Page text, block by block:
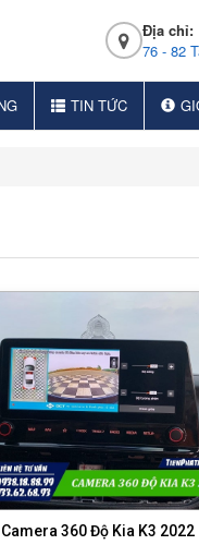
Địa chỉ:
76 - 82
TIN TỨC
Camera 360 Độ Kia K3 2022